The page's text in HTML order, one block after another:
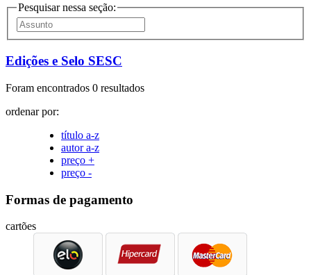
Pesquisar nessa seção:
Edições e Selo SESC
Foram encontrados 0 resultados
ordenar por:
título a-z
autor a-z
preço +
preço -
Formas de pagamento
cartões